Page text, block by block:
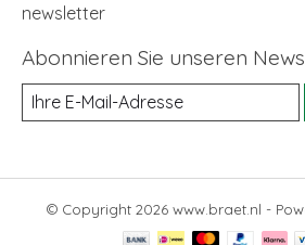
newsletter
Abonnieren Sie unseren
© Copyright 2026 www.braet.nl -